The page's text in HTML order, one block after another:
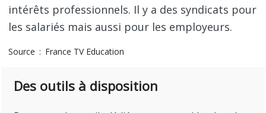
intérêts professionnels. Il y a des syndicats pour
les salariés mais aussi pour les employeurs.
Source France TV Education
Des outils à disposition